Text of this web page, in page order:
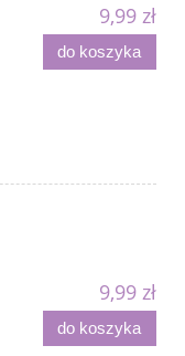
9,99 zł
do koszyka
9,99 zł
do koszyka